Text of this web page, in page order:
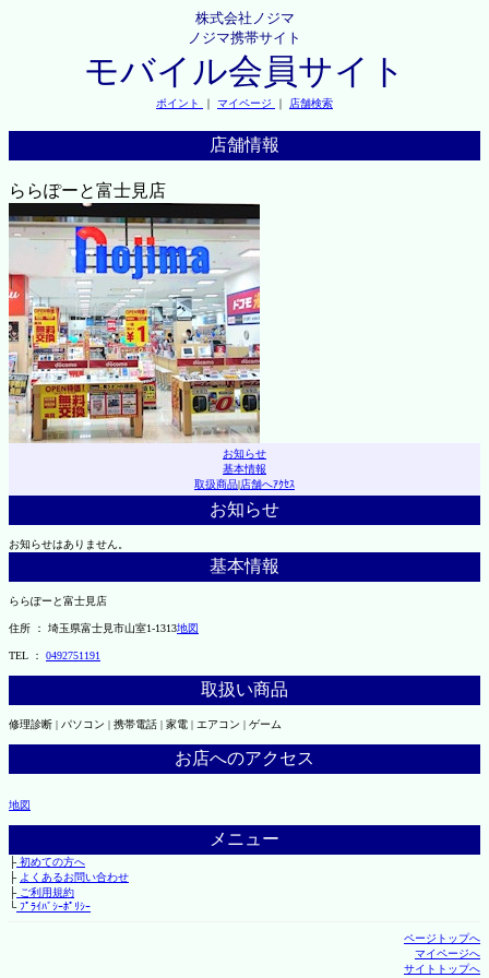
株式会社ノジマ
ノジマ携帯サイト
モバイル会員サイト
ポイント ｜ マイページ ｜ 店舗検索
店舗情報
ららぽーと富士見店
お知らせ
基本情報
取扱商品|店舗へｱｸｾｽ
お知らせ
お知らせはありません。
基本情報
ららぽーと富士見店
住所 ： 埼玉県富士見市山室1-1313地図
TEL ： 0492751191
取扱い商品
修理診断 | パソコン | 携帯電話 | 家電 | エアコン | ゲーム
お店へのアクセス
地図
メニュー
├初めての方へ
├ よくあるお問い合わせ
├ご利用規約
└ﾌﾟﾗｲﾊﾞｼｰﾎﾟﾘｼｰ
ページトップへ
マイページへ
サイトトップへ